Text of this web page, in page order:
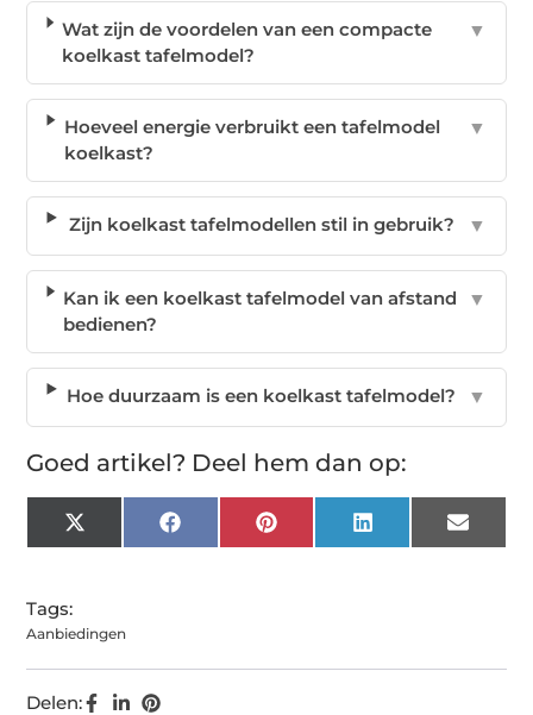
Wat zijn de voordelen van een compacte
koelkast tafelmodel?
▼
Hoeveel energie verbruikt een tafelmodel
koelkast?
▼
Zijn koelkast tafelmodellen stil in gebruik? ▼
Kan ik een koelkast tafelmodel van afstand
bedienen?
▼
Hoe duurzaam is een koelkast tafelmodel? ▼
Goed artikel? Deel hem dan op:
X
(Twitter)
FacebookPinterest LinkedIn Email
Tags:
Aanbiedingen
Delen: